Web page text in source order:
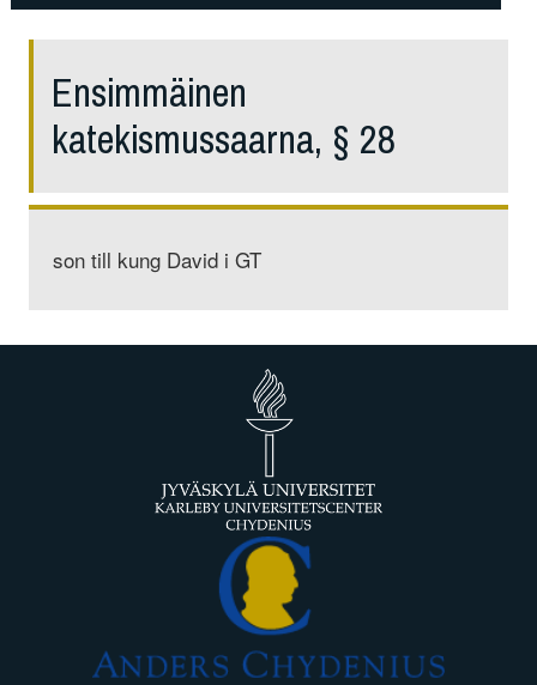
Ensimmäinen
katekismussaarna, § 28
son till kung David i GT